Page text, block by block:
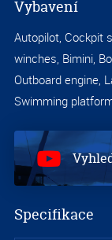
Vybavení
Autopilot, Cockpit
winches, Bimini,
Outboard engine,
Swimming
Specifikace